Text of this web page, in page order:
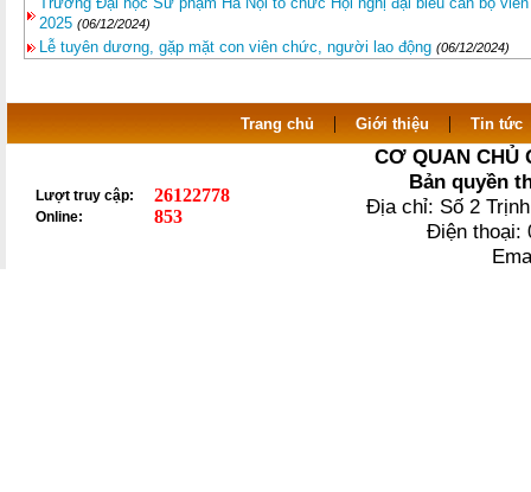
2025 (06/12/2024)
Lễ tuyên dương, gặp mặt con viên chức, người lao động (06/12/2024)
Trang chủ | Giới thiệu | Tin tức
Lượt truy cập: 26122778
Online: 853
CƠ QUAN CHỦ
Bản quyền
Địa chỉ: Số 2
Điện